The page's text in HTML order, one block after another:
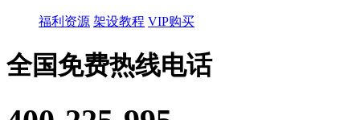
福利资源 架设教程 VIP购买
全国免费热线电话